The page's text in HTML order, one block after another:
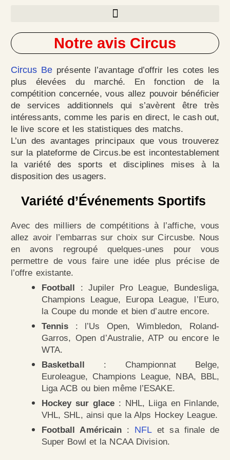
contenu
Notre avis Circus
Circus Be présente l’avantage d’offrir les cotes les
plus élevées du marché. En fonction de la
compétition concernée, vous allez pouvoir bénéficier
de services additionnels qui s’avèrent être très
intéressants, comme les paris en direct, le cash out,
le live score et les statistiques des matchs.
L’un des avantages principaux que vous trouverez
sur la plateforme de Circus.be est incontestablement
la variété des sports et disciplines mises à la
disposition des usagers.
Variété d’Événements Sportifs
Avec des milliers de compétitions à l’affiche, vous
allez avoir l’embarras sur choix sur Circusbe. Nous
en avons regroupé quelques-unes pour vous
permettre de vous faire une idée plus précise de
l’offre existante.
Football : Jupiler Pro League, Bundesliga,
Champions League, Europa League, l’Euro,
la Coupe du monde et bien d’autre encore.
Tennis : l’Us Open, Wimbledon, Roland-
Garros, Open d’Australie, ATP ou encore le
WTA.
Basketball : Championnat Belge,
Euroleague, Champions League, NBA, BBL,
Liga ACB ou bien même l’ESAKE.
Hockey sur glace : NHL, Liiga en Finlande,
VHL, SHL, ainsi que la Alps Hockey League.
Football Américain : NFL et sa finale de
Super Bowl et la NCAA Division.